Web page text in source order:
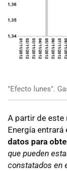
"Efecto lunes".
A partir de este
Energía entrará
datos para
que pueden
constatados en